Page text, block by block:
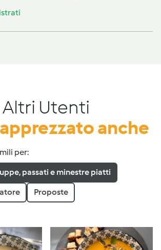
Altri Utenti
anche
per:
passati e minestre piatti
Proposte